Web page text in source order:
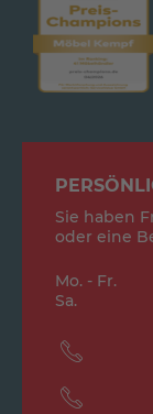
Sie haben
oder eine
Mo. - Fr.
Sa.